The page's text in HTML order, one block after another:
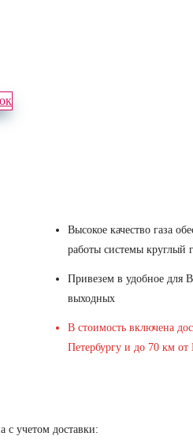
Высокое качество газа
работы системы круглый
Привезем в удобное для
выходных
В стоимость включена
Петербургу и до 70 км
с учетом доставки: